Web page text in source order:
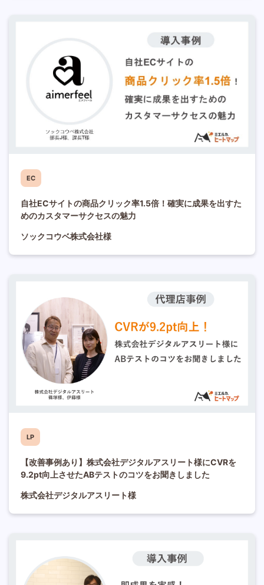
EC
自社ECサイトの商品クリック率1.5倍！確実に成果を出すた
めのカスタマーサクセスの魅力
ソックコウベ株式会社様
LP
【改善事例あり】株式会社デジタルアスリート様にCVRを
9.2pt向上させたABテストのコツをお聞きしました
株式会社デジタルアスリート様